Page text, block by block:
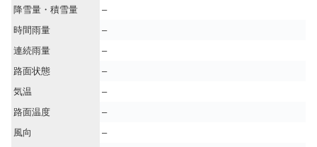
降雪量・積雪量
–
時間雨量
–
連続雨量
–
路面状態
–
気温
–
路面温度
–
風向
–